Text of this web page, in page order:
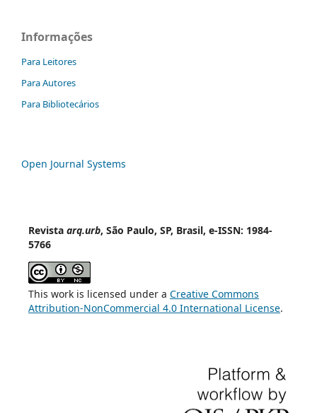
Informações
Para Leitores
Para Autores
Para Bibliotecários
Open Journal Systems
Revista arq.urb, São Paulo, SP, Brasil, e-ISSN: 1984-
5766
This work is licensed under a Creative Commons
Attribution-NonCommercial 4.0 International License.